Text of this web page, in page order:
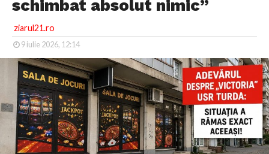
schimbat absolut nimic”
ziarul21.ro
9 iulie 2026, 12:14